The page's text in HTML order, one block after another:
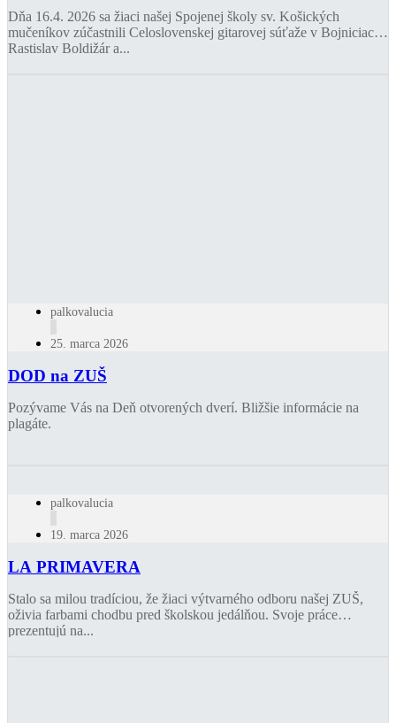
Dňa 16.4. 2026 sa žiaci našej Spojenej školy sv. Košických
mučeníkov zúčastnili Celoslovenskej gitarovej súťaže v Bojniciach.
Rastislav Boldižár a...
palkovalucia
25. marca 2026
DOD na ZUŠ
Pozývame Vás na Deň otvorených dverí. Bližšie informácie na
plagáte.
palkovalucia
19. marca 2026
LA PRIMAVERA
Stalo sa milou tradíciou, že žiaci výtvarného odboru našej ZUŠ,
oživia farbami chodbu pred školskou jedálňou. Svoje práce
prezentujú na...